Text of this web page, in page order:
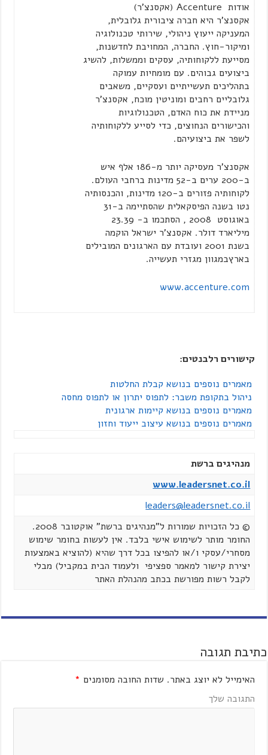
אודות Accenture(אקסנצ'ר)
אקסנצ'ר היא חברה ציבורית גלובלית,
המעניקה ייעוץ ניהולי, שירותי טכנולוגיה
ומיקור-חוץ. החברה, המחויבת לחדשנות,
מסייעת ללקוחותיה, עסקים וממשלות, להשיג
ביצועים גבוהים. עם מומחיות עמוקה
בתהליכים תעשייתיים ועסקיים, משאבים
גלובליים רחבים ומוניטין מוכח, אקסנצ'ר
מניידת את כוח האדם, הטכנולוגיות
והכישורים הנחוצים, כדי לסייע ללקוחותיה
לשפר את ביצועיהם.
אקסנצ'ר מעסיקה יותר מ-186 אלף איש
ב-200 ערים ב-52 מדינות ברחבי העולם.
לקוחותיה פזורים ב-120 מדינות,
והכנסותיה
נטו בשנה הפיסקא
לית שהסתיימה ב-31
באוגוסט 2008
,
הסתכמו ב- 23.39
מיליארד דולר. אקסנצ'ר ישראל הוקמה
ב
שנת 2001 ועובדת עם הארגונים המובילים
בארץבמגוון מגזרי תעשייה.
www.accenture.com
קישורים רלבנטים:
מאמרים נוספים בנושא קבלת החלטות
ניהול בתקופת משבר: לתפוס יתרון או לתפוס מחסה
מאמרים נוספים בנושא קיימות ארגונית
מאמרים נוספים בנושא עיצוב ייעוד וחזון
מנהיגים ברשת
www.leadersnet.co.il
leaders@leadersnet.co.il
© כל הזכויות שמורות ל"מנהיגים ברשת" אוקטובר 2008.
החומר מותר לשימוש אישי בלבד. אין לעשות בחומר שימוש
מסחרי/עסקי ו/או להפיצו בכל דרך שהיא (להוציא באמצעות
יצירת קישור למאמר ספציפי ולעמוד הבית במקביל) מבלי
לקבל רשות מפורשת בכתב מהנהלת האתר
כתיבת תגובה
האימייל לא יוצג באתר. שדות החובה מסומנים *
התגובה שלך